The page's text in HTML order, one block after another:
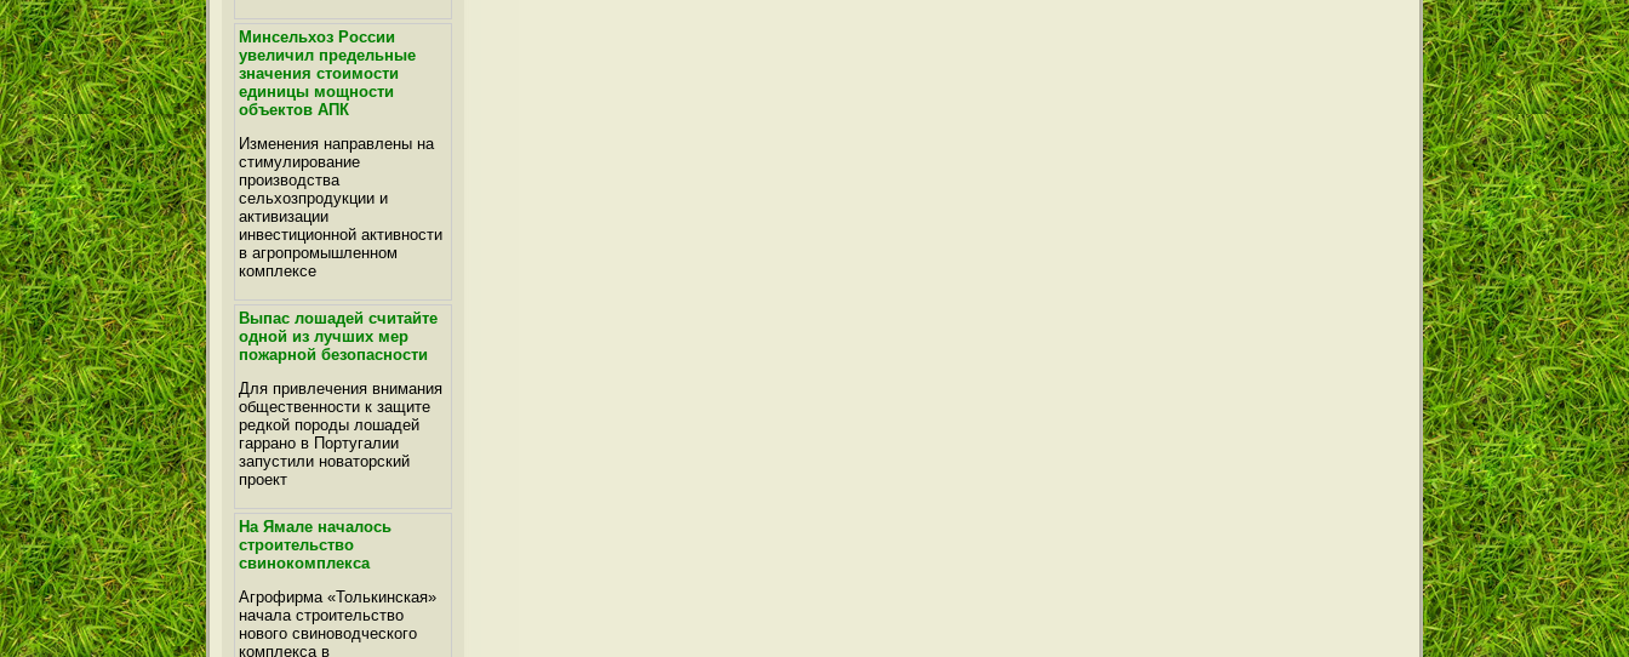
Минсельхоз России
увеличил предельные
значения стоимости
единицы мощности
объектов АПК
Изменения направлены на
стимулирование
производства
сельхозпродукции и
активизации
инвестиционной активности
в агропромышленном
комплексе
Выпас лошадей считайте
одной из лучших мер
пожарной безопасности
Для привлечения внимания
общественности к защите
редкой породы лошадей
гаррано в Португалии
запустили новаторский
проект
На Ямале началось
строительство
свинокомплекса
Агрофирма «Толькинская»
начала строительство
нового свиноводческого
комплекса в